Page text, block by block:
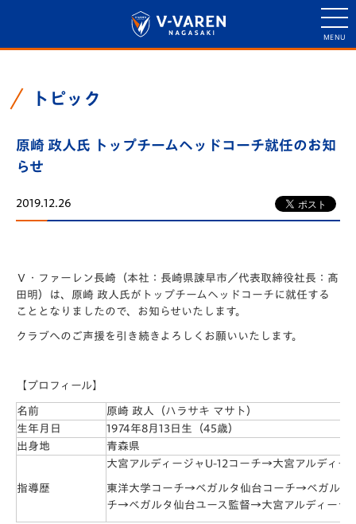
トピック
原崎 政人氏 トップチームヘッドコーチ就任のお知
らせ
2019.12.26
Ｖ・ファーレン長崎（本社：⻑崎県諫早市／代表取締役社⻑：髙
田明）は、原崎 政人氏がトップチームヘッドコーチに就任する
こととなりましたので、お知らせいたします。
クラブへのご声援を引き続きよろしくお願いいたします。
【プロフィール】
名前
原崎 政人（ハラサキ マサト）
生年月日
1974年8月13日生（45歳）
出身地
青森県
指導歴
大宮アルディージャU-12コーチ→大宮アルディー
東洋大学コーチ→ベガルタ仙台コーチ→ベガルタ
チ→ベガルタ仙台ユース監督→大宮アルディージ